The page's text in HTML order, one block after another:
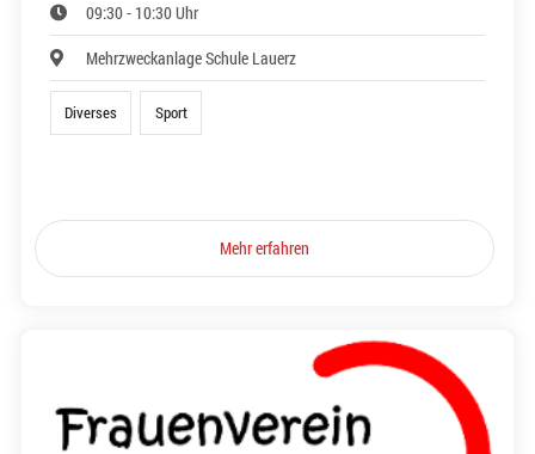
09:30 - 10:30 Uhr
Mehrzweckanlage Schule Lauerz
Diverses Sport
Mehr erfahren